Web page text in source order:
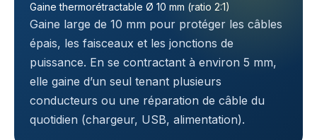
Gaine thermorétractable Ø 10 mm (ratio 2:1)
Gaine large de 10 mm pour protéger les câbles
épais, les faisceaux et les jonctions de
puissance. En se contractant à environ 5 mm,
elle gaine d’un seul tenant plusieurs
conducteurs ou une réparation de câble du
quotidien (chargeur, USB, alimentation).